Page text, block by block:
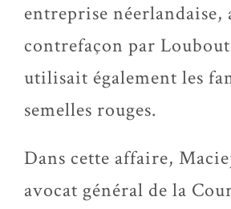
entreprise néerlandaise,
contrefaçon par
utilisait également les
semelles rouges.
Dans cette affaire,
avocat général de la